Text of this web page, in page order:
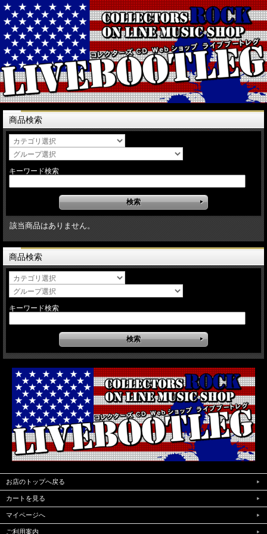
商品検索
キーワード検索
該当商品はありません。
商品検索
キーワード検索
お店のトップへ戻る
カートを見る
マイページへ
ご利用案内